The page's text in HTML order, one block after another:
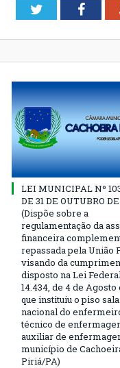
Twitter
LEI MUNICIPAL Nº
DE 31 DE OUTUBRO
(Dispõe sobre a
regulamentação da
financeira
repassada pela União
visando da
disposto na Lei
14.434, de 4 de Agosto
que instituiu o piso
nacional do
técnico de
auxiliar de
município de
Piriá/PA)